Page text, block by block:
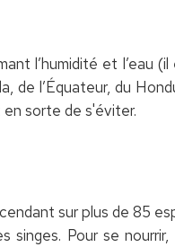
l’humidité et l’eau
l’Équateur, du
sorte de s'éviter.
sur plus de 85
singes. Pour se